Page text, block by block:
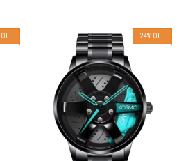
OFF 24% OFF